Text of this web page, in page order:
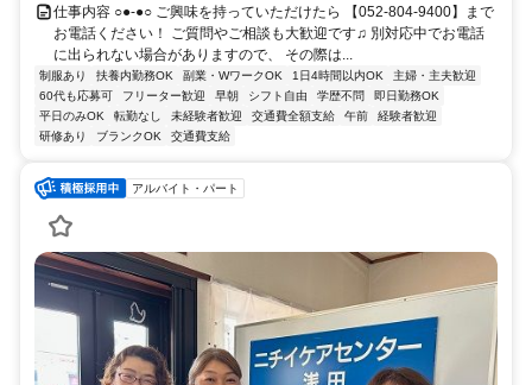
仕事内容 ○●-●○ ご興味を持っていただけたら 【052-804-9400】まで
お電話ください！ ご質問やご相談も大歓迎です♫ 別対応中でお電話
に出られない場合がありますので、 その際は...
制服あり 扶養内勤務OK 副業・WワークOK 1日4時間以内OK
主婦・主夫歓迎
60代も応募可
フリーター歓迎 早朝 シフト自由 学歴不問
即日勤務OK
平日のみOK
転勤なし 未経験者歓迎 交通費全額支給 午前
経験者歓迎
研修あり
ブランクOK 交通費支給
アルバイト・パート